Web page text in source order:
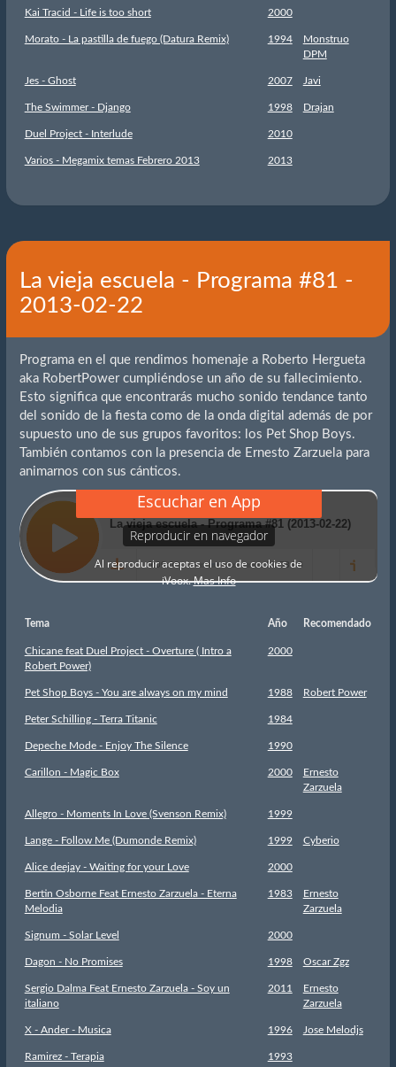
Kai Tracid - Life is too short 2000
Morato - La pastilla de fuego (Datura Remix) 1994
Monstruo
DPM
Jes - Ghost 2007 Javi
The Swimmer - Django 1998 Drajan
Duel Project - Interlude 2010
Varios - Megamix temas Febrero 2013 2013
La vieja escuela - Programa #81 -
2013-02-22
Programa en el que rendimos homenaje a Roberto Hergueta
aka RobertPower cumpliéndose un año de su fallecimiento.
Esto significa que encontrarás mucho sonido tendance tanto
del sonido de la fiesta como de la onda digital además de por
supuesto uno de sus grupos favoritos: los Pet Shop Boys.
También contamos con la presencia de Ernesto Zarzuela para
animarnos con sus cánticos.
Tema Año Recomendado
Chicane feat Duel Project - Overture ( Intro a
Robert Power)
2000
Pet Shop Boys - You are always on my mind 1988 Robert Power
Peter Schilling - Terra Titanic 1984
Depeche Mode - Enjoy The Silence 1990
Carillon - Magic Box 2000
Ernesto
Zarzuela
Allegro - Moments In Love (Svenson Remix) 1999
Lange - Follow Me (Dumonde Remix) 1999 Cyberio
Alice deejay - Waiting for your Love 2000
Bertin Osborne Feat Ernesto Zarzuela - Eterna
Melodia
1983
Ernesto
Zarzuela
Signum - Solar Level 2000
Dagon - No Promises 1998 Oscar Zgz
Sergio Dalma Feat Ernesto Zarzuela - Soy un
italiano
2011
Ernesto
Zarzuela
X - Ander - Musica 1996 Jose Melodjs
Ramirez - Terapia 1993